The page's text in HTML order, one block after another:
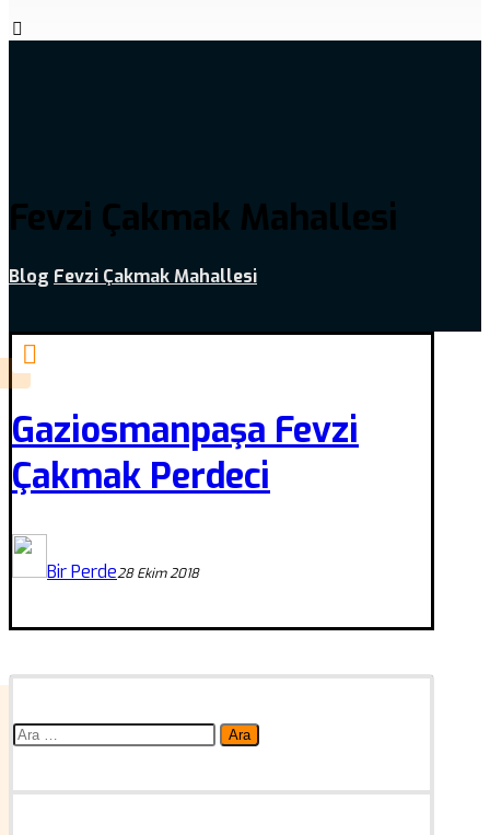
Fevzi Çakmak Mahallesi
Blog Fevzi Çakmak Mahallesi
Gaziosmanpaşa Fevzi
Çakmak Perdeci
Bir Perde28 Ekim 2018
Arama: